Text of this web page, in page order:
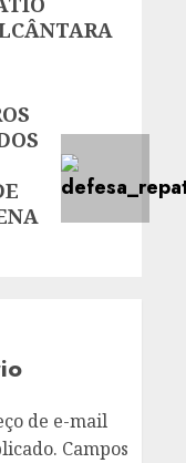
de e-mail
Campos